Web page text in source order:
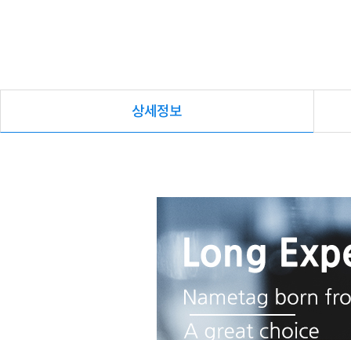
상세정보